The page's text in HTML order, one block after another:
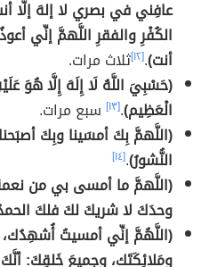
عافِني في بصري لا إلهَ إلَّا
الكُفْرِ والفقرِ اللَّهمَّ إنِّي
أنت).[١٢] ثلاث مرات.
(حَسْبِيَ اللَّهُ لَا إِلَهَ إِلَّا هُوَ
الْعَظِيم).[١٣] سبع مرات.
(اللَّهمَّ بِكَ أمسَينا وبِكَ
النُّشورُ).[١٤]
(اللَّهمَّ ما أمسى بي من
وحدَكَ لا شريكَ لكَ فلكَ
(اللَّهُمَّ إنِّي أمسيتُ
ومَلائِكَتَك، وجميعَ خَلقِكَ: أنَّكَ